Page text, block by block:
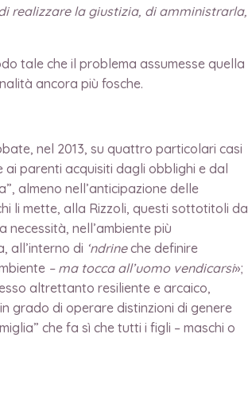
realizzare la giustizia, di amministrarla,
tale che il problema assumesse quella
ancora più fosche.
nel 2013, su quattro particolari casi
ai parenti acquisiti dagli obblighi e dal
almeno nell’anticipazione delle
li mette, alla Rizzoli, questi sottotitoli da
necessità, nell’ambiente più
all’interno di ‘ndrineche definire
– ma tocca all’uomo vendicarsi»;
altrettanto resiliente e arcaico,
grado di operare distinzioni di genere
che fa sì che tutti i figli – maschi o